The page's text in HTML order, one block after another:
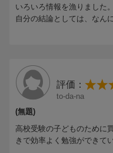
いろいろ情報を漁りました。
自分の結論としては、なん
始めたところで、単語が
戻ることにしました。
中学3年分を制覇してみま
割？8割？でトークしていた
評価：
to-da-na
(無題)
高校受験の子どものために
きで効率よく勉強ができて